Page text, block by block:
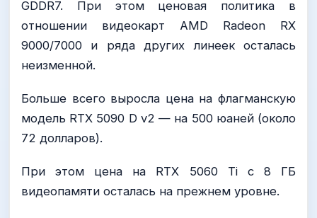
GDDR7. При этом ценовая политика в
отношении видеокарт AMD Radeon RX
9000/7000 и ряда других линеек осталась
неизменной.
Больше всего выросла цена на флагманскую
модель RTX 5090 D v2 — на 500 юаней (около
72 долларов).
При этом цена на RTX 5060 Ti с 8 ГБ
видеопамяти осталась на прежнем уровне.